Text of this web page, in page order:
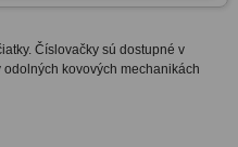
Číslovačky sú dostupné v
kovových mechanikách